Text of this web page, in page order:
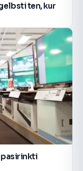
ten, kur
pasirinkti